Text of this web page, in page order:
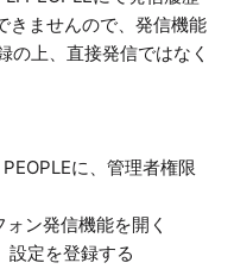
きませんので、発信機能
の上、直接発信ではなく
に、管理者権限
ン発信機能を開く
定を登録する